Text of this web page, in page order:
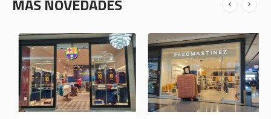
MÁS NOVEDADES